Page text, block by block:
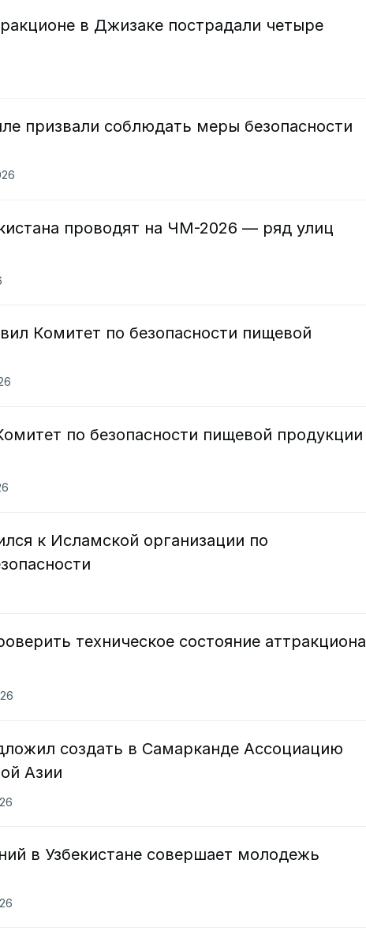
в Джизаке пострадали четыре
призвали соблюдать меры безопасности
проводят на ЧМ-2026 — ряд улиц
Комитет по безопасности пищевой
по безопасности пищевой продукции
к Исламской организации по
техническое состояние аттракциона
создать в Самарканде Ассоциацию
Азии
в Узбекистане совершает молодежь